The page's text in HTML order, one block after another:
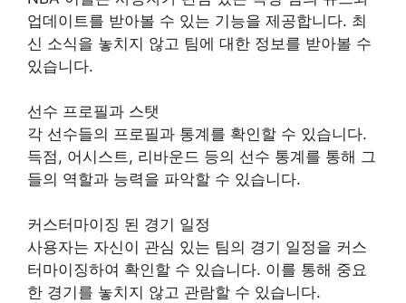
업데이트를 받아볼 수 있는 기능을 제공합니다. 최
신 소식을 놓치지 않고 팀에 대한 정보를 받아볼 수
있습니다.
선수 프로필과 스탯
각 선수들의 프로필과 통계를 확인할 수 있습니다.
득점, 어시스트, 리바운드 등의 선수 통계를 통해 그
들의 역할과 능력을 파악할 수 있습니다.
커스터마이징 된 경기 일정
사용자는 자신이 관심 있는 팀의 경기 일정을 커스
터마이징하여 확인할 수 있습니다. 이를 통해 중요
한 경기를 놓치지 않고 관람할 수 있습니다.